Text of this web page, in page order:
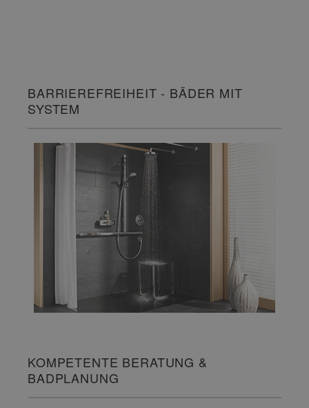
BARRIEREFREIHEIT - BÄDER MIT
SYSTEM
KOMPETENTE BERATUNG &
BADPLANUNG